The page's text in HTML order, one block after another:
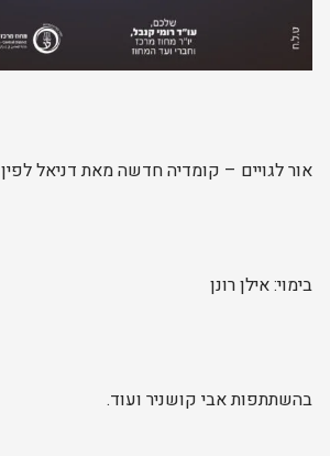
אור לגויים – קומדיה חדשה מאת דניאל לפין
בימוי: אילן רונן
בהשתתפות אבי קושניר ועוד.